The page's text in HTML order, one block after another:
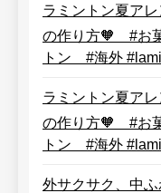
ラミントン夏ア
の作り方🧡 #お
トン #海外
ラミントン夏ア
の作り方🧡 #お
トン #海外
外サクサク、中